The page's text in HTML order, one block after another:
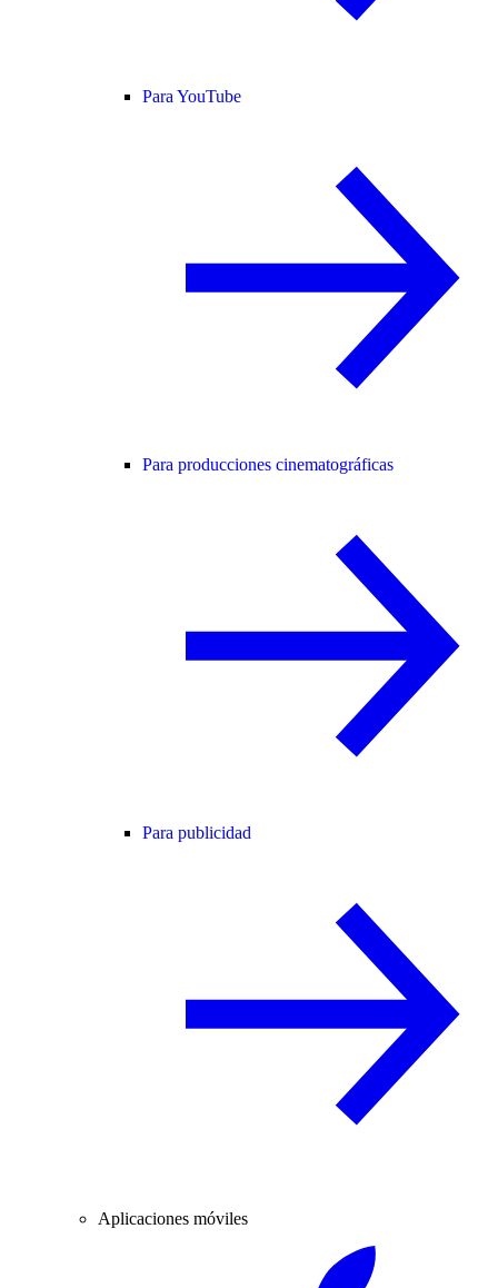
Para YouTube
Para producciones cinematográficas
Para publicidad
Aplicaciones móviles